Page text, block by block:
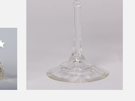
Meiner Sammlung hinzufügen